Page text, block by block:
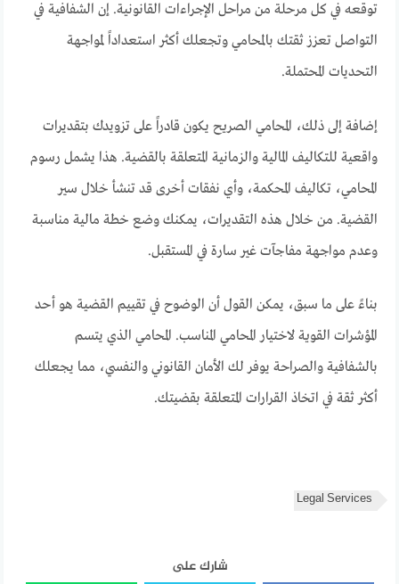
توقعه في كل مرحلة من مراحل الإجراءات القانونية. إن الشفافية في
التواصل تعزز ثقتك بالمحامي وتجعلك أكثر استعداداً لمواجهة
التحديات المحتملة.
إضافة إلى ذلك، المحامي الصريح يكون قادراً على تزويدك بتقديرات
واقعية للتكاليف المالية والزمانية المتعلقة بالقضية. هذا يشمل رسوم
المحامي، تكاليف المحكمة، وأي نفقات أخرى قد تنشأ خلال سير
القضية. من خلال هذه التقديرات، يمكنك وضع خطة مالية مناسبة
وعدم مواجهة مفاجآت غير سارة في المستقبل.
بناءً على ما سبق، يمكن القول أن الوضوح في تقييم القضية هو أحد
المؤشرات القوية لاختيار المحامي المناسب. المحامي الذي يتسم
بالشفافية والصراحة يوفر لك الأمان القانوني والنفسي، مما يجعلك
أكثر ثقة في اتخاذ القرارات المتعلقة بقضيتك.
Legal Services
شارك على